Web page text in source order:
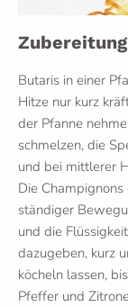
Zubereitung
Butaris in einer
Hitze nur kurz
der Pfanne
schmelzen, die
und bei mittlerer
Die
ständiger
und die
dazugeben, kurz
köcheln lassen,
Pfeffer und